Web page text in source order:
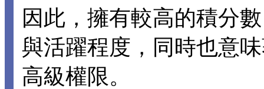
因此，擁有較高的積分
與活躍程度，同時也意
高級權限。